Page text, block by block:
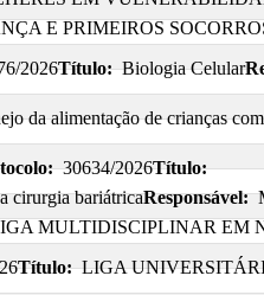
E PRIMEIROS
2026Título: Biologia Celular
da alimentação de crianças
30634/2026Título:
cirurgia bariátricaResponsável:
MULTIDISCIPLINAR EM
Título: LIGA